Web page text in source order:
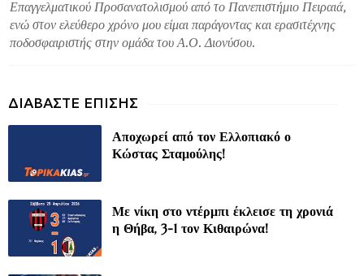
Επαγγελματικού Προσανατολισμού από το Πανεπιστήμιο Πειραιά,
ενώ στον ελεύθερο χρόνο μου είμαι παράγοντας και ερασιτέχνης
ποδοσφαιριστής στην ομάδα του Α.Ο. Διονύσου.
Αποχωρεί από τον Ελλοπιακό ο
Κώστας Σταμούλης!
Με νίκη στο ντέρμπι έκλεισε τη χρονιά
η Θήβα, 3-1 τον Κιθαιρώνα!